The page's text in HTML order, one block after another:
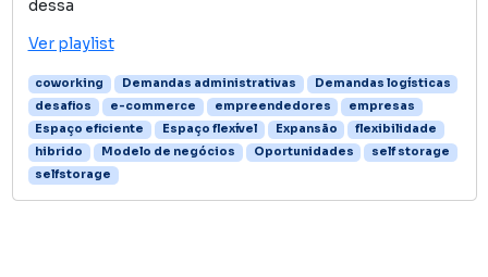
dessa
Ver playlist
coworking Demandas administrativas
Demandas logísticas
desafios
e-commerce empreendedores
empresas
Espaço eficiente
Espaço flexível Expansão
flexibilidade
hibrido
Modelo de negócios Oportunidades
self storage
selfstorage